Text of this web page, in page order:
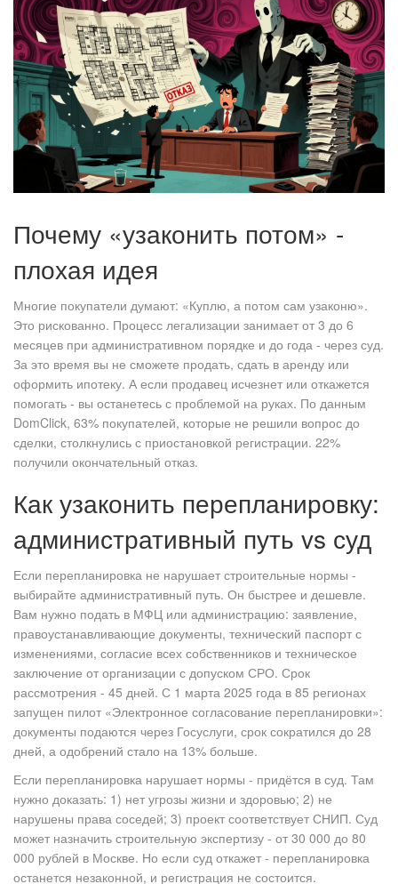
Почему «узаконить потом» -
плохая идея
Многие покупатели думают: «Куплю, а потом сам узаконю».
Это рискованно. Процесс легализации занимает от 3 до 6
месяцев при административном порядке и до года - через суд.
За это время вы не сможете продать, сдать в аренду или
оформить ипотеку. А если продавец исчезнет или откажется
помогать - вы останетесь с проблемой на руках. По данным
DomClick, 63% покупателей, которые не решили вопрос до
сделки, столкнулись с приостановкой регистрации. 22%
получили окончательный отказ.
Как узаконить перепланировку:
административный путь vs суд
Если перепланировка не нарушает строительные нормы -
выбирайте административный путь. Он быстрее и дешевле.
Вам нужно подать в МФЦ или администрацию: заявление,
правоустанавливающие документы, технический паспорт с
изменениями, согласие всех собственников и техническое
заключение от организации с допуском СРО. Срок
рассмотрения - 45 дней. С 1 марта 2025 года в 85 регионах
запущен пилот «Электронное согласование перепланировки»:
документы подаются через Госуслуги, срок сократился до 28
дней, а одобрений стало на 13% больше.
Если перепланировка нарушает нормы - придётся в суд. Там
нужно доказать: 1) нет угрозы жизни и здоровью; 2) не
нарушены права соседей; 3) проект соответствует СНИП. Суд
может назначить строительную экспертизу - от 30 000 до 80
000 рублей в Москве. Но если суд откажет - перепланировка
останется незаконной, и регистрация не состоится.